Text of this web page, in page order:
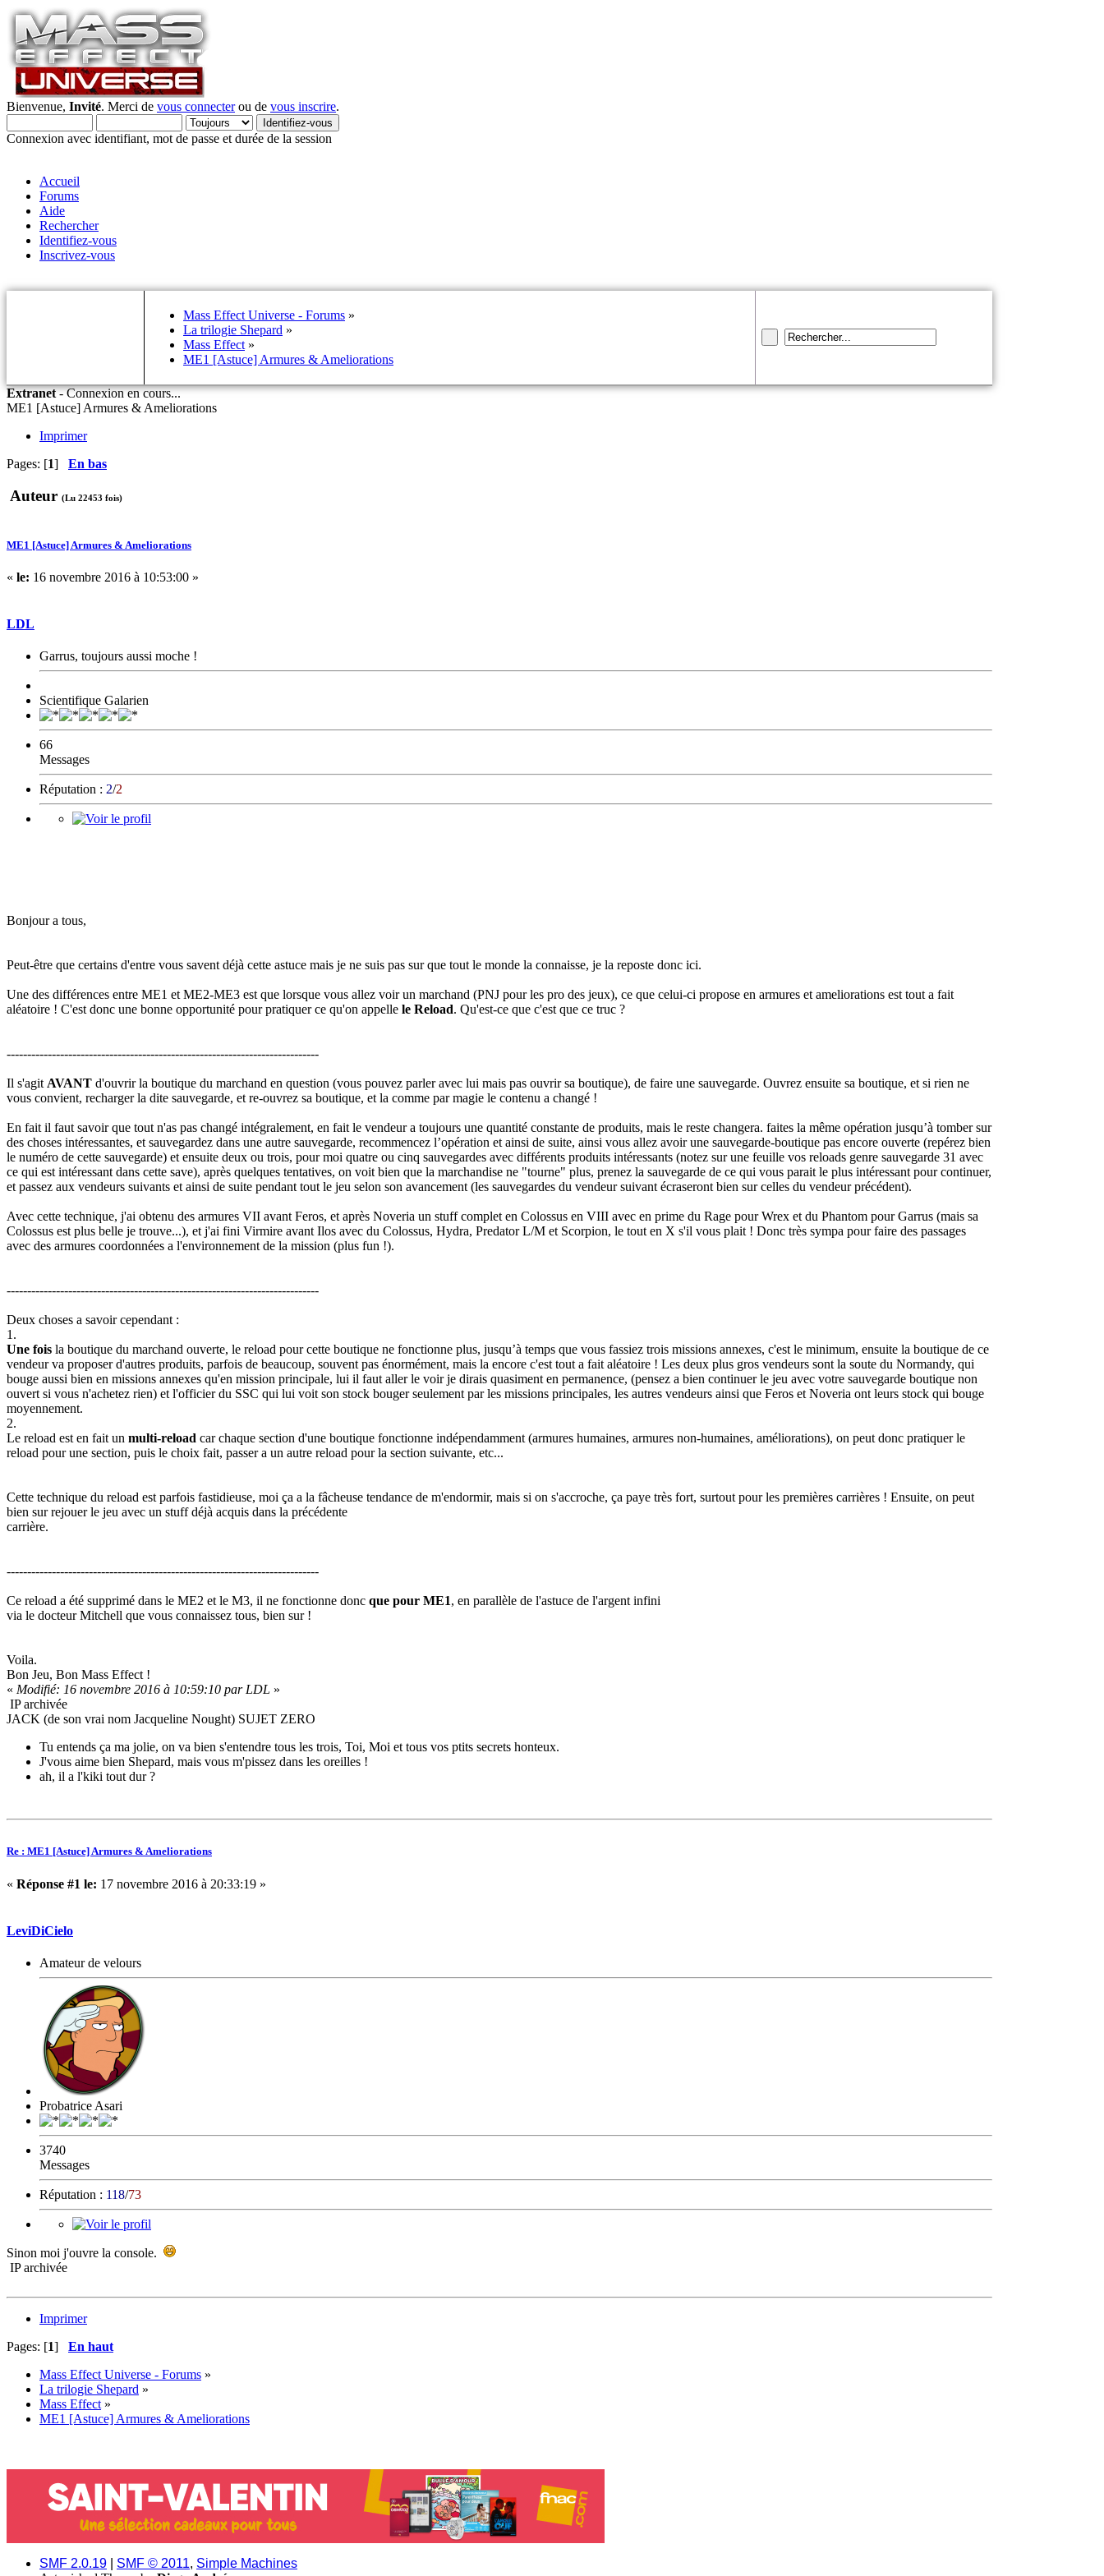
Bienvenue, Invité. Merci de vous connecterou de vous inscrire.
Connexion avec identifiant, mot de passe et durée de la session
Accueil
Forums
Aide
Rechercher
Identifiez-vous
Inscrivez-vous
Mass Effect Universe - Forums »
La trilogie Shepard »
Mass Effect »
ME1 [Astuce] Armures & Ameliorations
Extranet-Connexion en cours...
ME1 [Astuce] Armures & Ameliorations
Imprimer
Pages: [1] En bas
Auteur (Lu 22453 fois)
ME1 [Astuce] Armures & Ameliorations
« le: 16 novembre 2016 à 10:53:00 »
LDL
Garrus, toujours aussi moche !
Scientifique Galarien
66
Messages
Réputation : 2/2
Bonjour a tous,
Peut-être que certains d'entre vous savent déjà cette astuce mais je ne suis pas sur que tout le monde la connaisse, je la reposte donc ici.
Une des différences entre ME1 et ME2-ME3 est que lorsque vous allez voir un marchand (PNJ pour les pro des jeux), ce que celui-ci propose en armures et ameliorations est tout a fait
aléatoire ! C'est donc une bonne opportunité pour pratiquer ce qu'on appelle le Reload. Qu'est-ce que c'est que ce truc ?
----------------------------------------------------------------------------
Il s'agit AVANT d'ouvrir la boutique du marchand en question (vous pouvez parler avec lui mais pas ouvrir sa boutique), de faire une sauvegarde. Ouvrez ensuite sa boutique, et si rien ne
vous convient, recharger la dite sauvegarde, et re-ouvrez sa boutique, et la comme par magie le contenu a changé !
En fait il faut savoir que tout n'as pas changé intégralement, en fait le vendeur a toujours une quantité constante de produits, mais le reste changera. faites la même opération jusqu’à tomber sur
des choses intéressantes, et sauvegardez dans une autre sauvegarde, recommencez l’opération et ainsi de suite, ainsi vous allez avoir une sauvegarde-boutique pas encore ouverte (repérez bien
le numéro de cette sauvegarde) et ensuite deux ou trois, pour moi quatre ou cinq sauvegardes avec différents produits intéressants (notez sur une feuille vos reloads genre sauvegarde 31 avec
ce qui est intéressant dans cette save), après quelques tentatives, on voit bien que la marchandise ne "tourne" plus, prenez la sauvegarde de ce qui vous parait le plus intéressant pour continuer,
et passez aux vendeurs suivants et ainsi de suite pendant tout le jeu selon son avancement (les sauvegardes du vendeur suivant écraseront bien sur celles du vendeur précédent).
Avec cette technique, j'ai obtenu des armures VII avant Feros, et après Noveria un stuff complet en Colossus en VIII avec en prime du Rage pour Wrex et du Phantom pour Garrus (mais sa
Colossus est plus belle je trouve...), et j'ai fini Virmire avant Ilos avec du Colossus, Hydra, Predator L/M et Scorpion, le tout en X s'il vous plait ! Donc très sympa pour faire des passages
avec des armures coordonnées a l'environnement de la mission (plus fun !).
----------------------------------------------------------------------------
Deux choses a savoir cependant :
1.
Une fois la boutique du marchand ouverte, le reload pour cette boutique ne fonctionne plus, jusqu’à temps que vous fassiez trois missions annexes, c'est le minimum, ensuite la boutique de ce
vendeur va proposer d'autres produits, parfois de beaucoup, souvent pas énormément, mais la encore c'est tout a fait aléatoire ! Les deux plus gros vendeurs sont la soute du Normandy, qui
bouge aussi bien en missions annexes qu'en mission principale, lui il faut aller le voir je dirais quasiment en permanence, (pensez a bien continuer le jeu avec votre sauvegarde boutique non
ouvert si vous n'achetez rien) et l'officier du SSC qui lui voit son stock bouger seulement par les missions principales, les autres vendeurs ainsi que Feros et Noveria ont leurs stock qui bouge
moyennement.
2.
Le reload est en fait un multi-reload car chaque section d'une boutique fonctionne indépendamment (armures humaines, armures non-humaines, améliorations), on peut donc pratiquer le
reload pour une section, puis le choix fait, passer a un autre reload pour la section suivante, etc...
Cette technique du reload est parfois fastidieuse, moi ça a la fâcheuse tendance de m'endormir, mais si on s'accroche, ça paye très fort, surtout pour les premières carrières ! Ensuite, on peut
bien sur rejouer le jeu avec un stuff déjà acquis dans la précédente
carrière.
----------------------------------------------------------------------------
Ce reload a été supprimé dans le ME2 et le M3, il ne fonctionne donc que pour ME1, en parallèle de l'astuce de l'argent infini
via le docteur Mitchell que vous connaissez tous, bien sur !
Voila.
Bon Jeu, Bon Mass Effect !
« Modifié: 16 novembre 2016 à 10:59:10 par LDL »
IP archivée
JACK (de son vrai nom Jacqueline Nought) SUJET ZERO
Tu entends ça ma jolie, on va bien s'entendre tous les trois, Toi, Moi et tous vos ptits secrets honteux.
J'vous aime bien Shepard, mais vous m'pissez dans les oreilles !
ah, il a l'kiki tout dur ?
Re : ME1 [Astuce] Armures & Ameliorations
« Réponse #1 le: 17 novembre 2016 à 20:33:19 »
LeviDiCielo
Amateur de velours
Probatrice Asari
3740
Messages
Réputation : 118/73
Sinon moi j'ouvre la console.
IP archivée
Imprimer
Pages: [1] En haut
Mass Effect Universe - Forums »
La trilogie Shepard »
Mass Effect »
ME1 [Astuce] Armures & Ameliorations
SMF 2.0.19 SMF © 2011, Simple Machines